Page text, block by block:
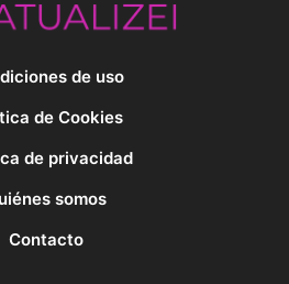
de uso
de Cookies
de privacidad
somos
Contacto